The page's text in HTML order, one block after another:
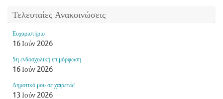
Τελευταίες Ανακοινώσεις
Ευχαριστήριο
16 Ιούν 2026
5η ενδοσχολική επιμόρφωση
16 Ιούν 2026
Δημοτικό μου σε χαιρετώ!
13 Ιούν 2026